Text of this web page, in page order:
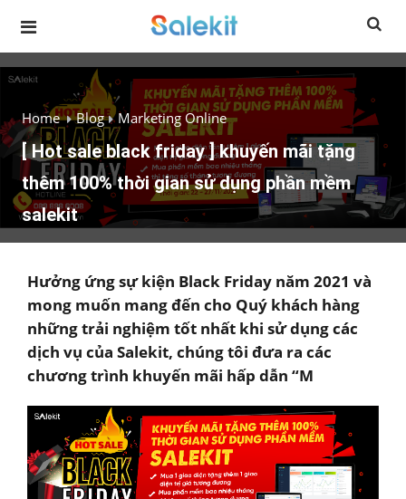
Home Blog Marketing Online
[ Hot sale black friday ] khuyến mãi tặng
thêm 100% thời gian sử dụng phần mềm
salekit
Hưởng ứng sự kiện Black Friday năm 2021 và
mong muốn mang đến cho Quý khách hàng
những trải nghiệm tốt nhất khi sử dụng các
dịch vụ của Salekit, chúng tôi đưa ra các
chương trình khuyến mãi hấp dẫn “M